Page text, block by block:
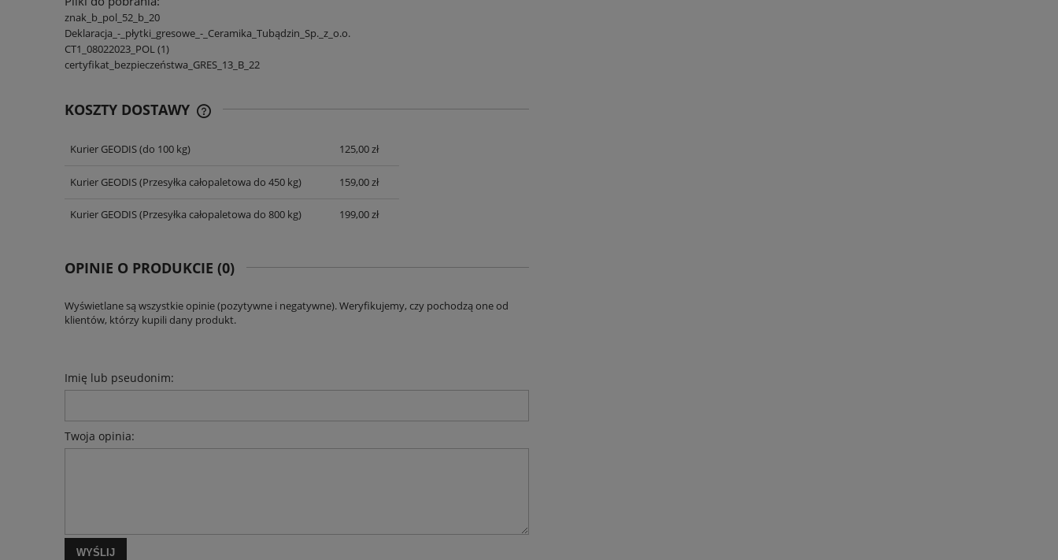
znak_b_pol_52_b_20
Deklaracja_-_płytki_gresowe_-_Ceramika_Tubądzin_Sp._z_o.o.
CT1_08022023_POL (1)
certyfikat_bezpieczeństwa_GRES_13_B_22
KOSZTY DOSTAWY
CENA NIE ZAWIERA EWENTUALNYCH
Kurier GEODIS(do 100 kg) 125,00 zł
Kurier GEODIS(Przesyłka całopaletowa do 450 kg) 159,00 zł
Kurier GEODIS(Przesyłka całopaletowa do 800 kg) 199,00 zł
OPINIE O PRODUKCIE (0)
Wyświetlane są wszystkie opinie (pozytywne i negatywne). Weryfikujemy, czy pochodzą one od
klientów, którzy kupili dany produkt.
Imię lub pseudonim:
Twoja opinia:
WYŚLIJ